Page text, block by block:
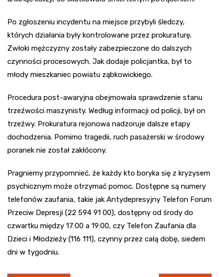
Po zgłoszeniu incydentu na miejsce przybyli śledczy,
których działania były kontrolowane przez prokuraturę.
Zwłoki mężczyzny zostały zabezpieczone do dalszych
czynności procesowych. Jak dodaje policjantka, był to
młody mieszkaniec powiatu ząbkowickiego.
Procedura post-awaryjna obejmowała sprawdzenie stanu
trzeźwości maszynisty. Według informacji od policji, był on
trzeźwy. Prokuratura rejonowa nadzoruje dalsze etapy
dochodzenia. Pomimo tragedii, ruch pasażerski w środowy
poranek nie został zakłócony.
Pragniemy przypomnieć, że każdy kto boryka się z kryzysem
psychicznym może otrzymać pomoc. Dostępne są numery
telefonów zaufania, takie jak Antydepresyjny Telefon Forum
Przeciw Depresji (22 594 91 00), dostępny od środy do
czwartku między 17:00 a 19:00, czy Telefon Zaufania dla
Dzieci i Młodzieży (116 111), czynny przez całą dobę, siedem
dni w tygodniu.